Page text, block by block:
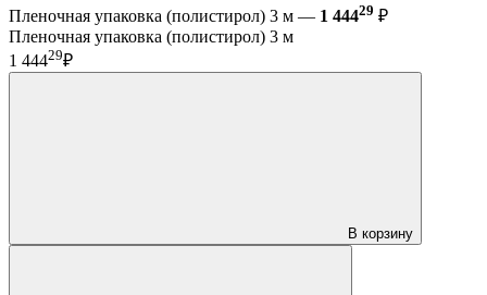
Пленочная упаковка (полистирол) 3 м — 1 44429 ₽
Пленочная упаковка (полистирол) 3 м
1 44429₽
В корзину